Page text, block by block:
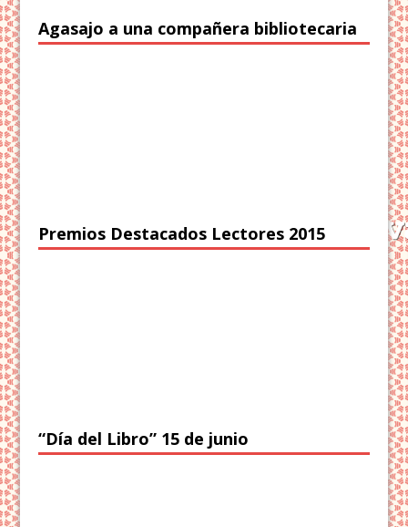
Agasajo a una compañera bibliotecaria
Premios Destacados Lectores 2015
“Día del Libro” 15 de junio